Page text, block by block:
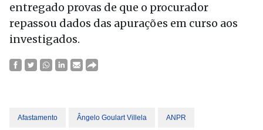
entregado provas de que o procurador
repassou dados das apurações em curso aos
investigados.
Afastamento Ângelo Goulart Villela ANPR